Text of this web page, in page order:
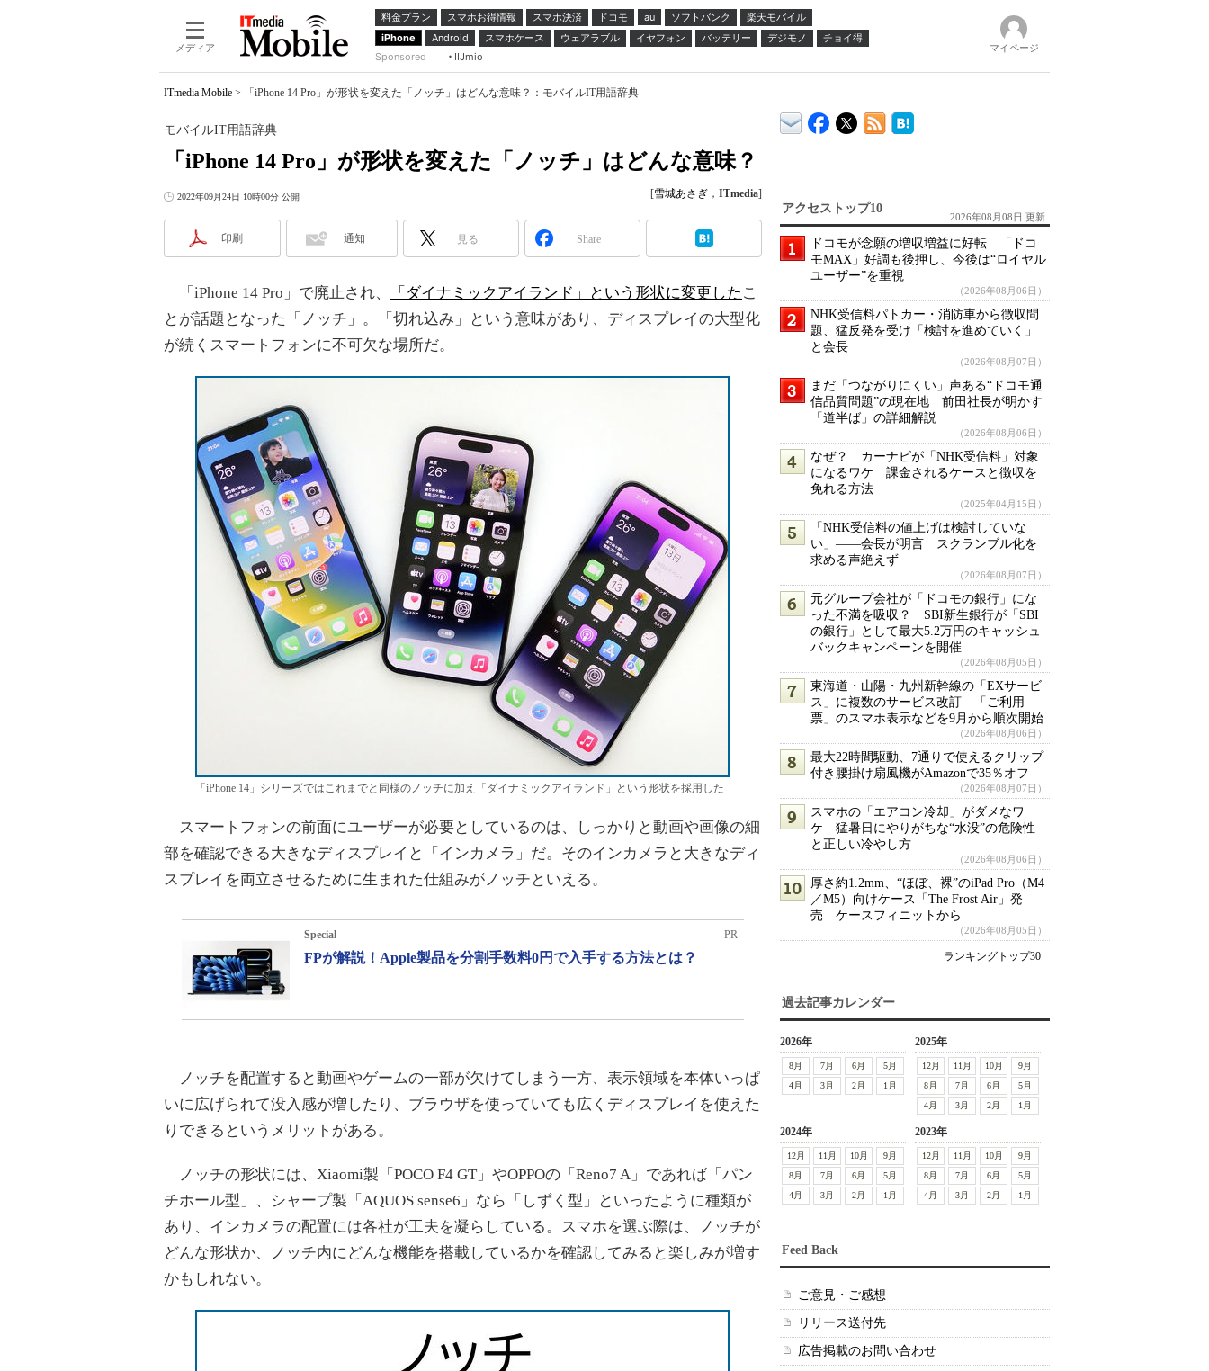
メディア
料金プラン スマホお得情報 スマホ決済 ドコモ au ソフトバンク
楽天モバイル
iPhone
Android スマホケース ウェアラブル イヤフォン バッテリー デジモノ
チョイ得
Sponsored ｜
IIJmio
マイページ
ITmedia Mobile > 「iPhone 14 Pro」が形状を変えた「ノッチ」はどんな意味？：モバイルIT用語辞典
「iPhone 14 Pro」が形状を変えた「ノッチ」はどんな意味？
モバイルIT用語辞典
2022年09月24日 10時00分 公開 [雪城あさぎ ， ITmedia]
印刷 通知 見る Share
「iPhone 14 Pro」で廃止され、 「ダイナミックアイランド」という形状に変更した こ
とが話題となった「ノッチ」。「切れ込み」という意味があり、ディスプレイの大型化
が続くスマートフォンに不可欠な場所だ。
「iPhone 14」シリーズではこれまでと同様のノッチに加え「ダイナミックアイランド」という形状を採用した
スマートフォンの前面にユーザーが必要としているのは、しっかりと動画や画像の細
部を確認できる大きなディスプレイと「インカメラ」だ。そのインカメラと大きなディ
スプレイを両立させるために生まれた仕組みがノッチといえる。
Special - PR -
FPが解説！Apple製品を分割手数料0円で入手する方法とは？
ノッチを配置すると動画やゲームの一部が欠けてしまう一方、表示領域を本体いっぱ
いに広げられて没入感が増したり、ブラウザを使っていても広くディスプレイを使えた
りできるというメリットがある。
ノッチの形状には、Xiaomi製「POCO F4 GT」やOPPOの「Reno7 A」であれば「パン
チホール型」、シャープ製「AQUOS sense6」なら「しずく型」といったように種類が
あり、インカメラの配置には各社が工夫を凝らしている。スマホを選ぶ際は、ノッチが
どんな形状か、ノッチ内にどんな機能を搭載しているかを確認してみると楽しみが増す
かもしれない。
アクセストップ10
2026年08月08日 更新
ドコモが念願の増収増益に好転 「ドコ
モMAX」好調も後押し、今後は“ロイヤル
ユーザー”を重視
（2026年08月06日）
NHK受信料パトカー・消防車から徴収問
題、猛反発を受け「検討を進めていく」
と会長
（2026年08月07日）
まだ「つながりにくい」声ある“ドコモ通
信品質問題”の現在地 前田社長が明かす
「道半ば」の詳細解説
（2026年08月06日）
なぜ？ カーナビが「NHK受信料」対象
になるワケ 課金されるケースと徴収を
免れる方法
（2025年04月15日）
「NHK受信料の値上げは検討していな
い」――会長が明言 スクランブル化を
求める声絶えず
（2026年08月07日）
元グループ会社が「ドコモの銀行」にな
った不満を吸収？ SBI新生銀行が「SBI
の銀行」として最大5.2万円のキャッシュ
バックキャンペーンを開催
（2026年08月05日）
東海道・山陽・九州新幹線の「EXサービ
ス」に複数のサービス改訂 「ご利用
票」のスマホ表示などを9月から順次開始
（2026年08月06日）
最大22時間駆動、7通りで使えるクリップ
付き腰掛け扇風機がAmazonで35％オフ
（2026年08月07日）
スマホの「エアコン冷却」がダメなワ
ケ 猛暑日にやりがちな“水没”の危険性
と正しい冷やし方
（2026年08月06日）
厚さ約1.2mm、“ほぼ、裸”のiPad Pro（M4
／M5）向けケース「The Frost Air」発
売 ケースフィニットから
（2026年08月05日）
ランキングトップ30
過去記事カレンダー
2026年
8月 7月 6月
5月
4月
3月 2月 1月
2025年
12月 11月 10月
9月
8月
7月 6月
5月
4月
3月 2月 1月
2024年
12月 11月 10月
9月
8月
7月 6月
5月
4月
3月 2月 1月
2023年
12月 11月 10月
9月
8月
7月 6月
5月
4月
3月 2月 1月
Feed Back
ご意見・ご感想
リリース送付先
広告掲載のお問い合わせ